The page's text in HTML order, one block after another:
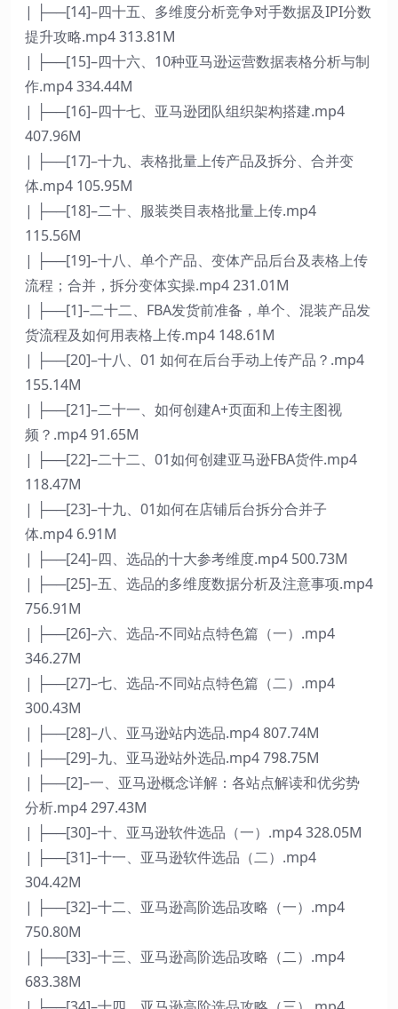
| ├──[14]–四十五、多维度分析竞争对手数据及IPI分数
提升攻略.mp4 313.81M
| ├──[15]–四十六、10种亚马逊运营数据表格分析与制
作.mp4 334.44M
| ├──[16]–四十七、亚马逊团队组织架构搭建.mp4
407.96M
| ├──[17]–十九、表格批量上传产品及拆分、合并变
体.mp4 105.95M
| ├──[18]–二十、服装类目表格批量上传.mp4
115.56M
| ├──[19]–十八、单个产品、变体产品后台及表格上传
流程；合并，拆分变体实操.mp4 231.01M
| ├──[1]–二十二、FBA发货前准备，单个、混装产品发
货流程及如何用表格上传.mp4 148.61M
| ├──[20]–十八、01 如何在后台手动上传产品？.mp4
155.14M
| ├──[21]–二十一、如何创建A+页面和上传主图视
频？.mp4 91.65M
| ├──[22]–二十二、01如何创建亚马逊FBA货件.mp4
118.47M
| ├──[23]–十九、01如何在店铺后台拆分合并子
体.mp4 6.91M
| ├──[24]–四、选品的十大参考维度.mp4 500.73M
| ├──[25]–五、选品的多维度数据分析及注意事项.mp4
756.91M
| ├──[26]–六、选品-不同站点特色篇（一）.mp4
346.27M
| ├──[27]–七、选品-不同站点特色篇（二）.mp4
300.43M
| ├──[28]–八、亚马逊站内选品.mp4 807.74M
| ├──[29]–九、亚马逊站外选品.mp4 798.75M
| ├──[2]–一、亚马逊概念详解：各站点解读和优劣势
分析.mp4 297.43M
| ├──[30]–十、亚马逊软件选品（一）.mp4 328.05M
| ├──[31]–十一、亚马逊软件选品（二）.mp4
304.42M
| ├──[32]–十二、亚马逊高阶选品攻略（一）.mp4
750.80M
| ├──[33]–十三、亚马逊高阶选品攻略（二）.mp4
683.38M